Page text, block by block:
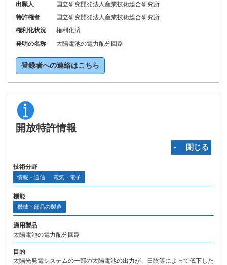
出願人
国立研究開発法人産業技術総合研究所
特許権者
国立研究開発法人産業技術総合研究所
権利化状況
権利化済
発明の名称
太陽電池の電力配分回路
登録者への連絡はこちら
開放特許情報
‐ 閉じる
技術分野
情報・通信 電気・電子
機能
機械・部品の製造
適用製品
太陽電池の電力配分回路
目的
太陽光発電システムの一部の太陽電池の出力が、日陰等によって低下した